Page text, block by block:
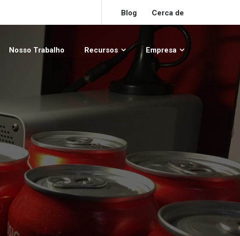
Blog Cerca de
Nosso Trabalho Recursos Empresa